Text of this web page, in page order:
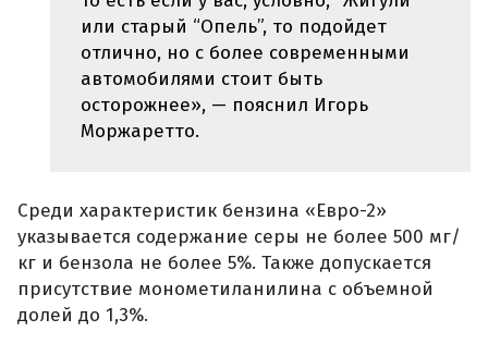
или старый “Опель”, то подойдет
отлично, но с более современными
автомобилями стоит быть
осторожнее», — пояснил Игорь
Моржаретто.
Среди характеристик бензина «Евро-2»
указывается содержание серы не более 500 мг/
кг и бензола не более 5%. Также допускается
присутствие монометиланилина с объемной
долей до 1,3%.